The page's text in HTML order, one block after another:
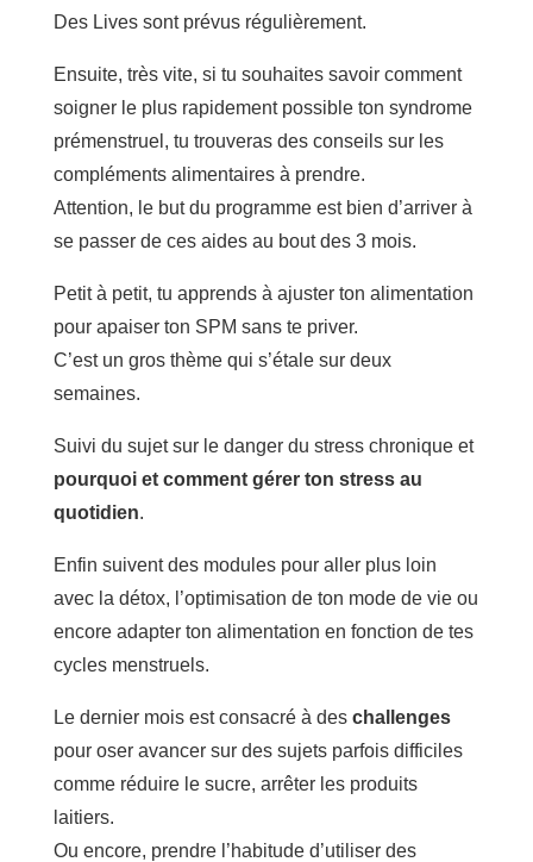
Des Lives sont prévus régulièrement.
Ensuite, très vite, si tu souhaites savoir comment
soigner le plus rapidement possible ton syndrome
prémenstruel, tu trouveras des conseils sur les
compléments alimentaires à prendre.
Attention, le but du programme est bien d’arriver à
se passer de ces aides au bout des 3 mois.
Petit à petit, tu apprends à ajuster ton alimentation
pour apaiser ton SPM sans te priver.
C’est un gros thème qui s’étale sur deux
semaines.
Suivi du sujet sur le danger du stress chronique et
pourquoi et comment gérer ton stress au
quotidien.
Enfin suivent des modules pour aller plus loin
avec la détox, l’optimisation de ton mode de vie ou
encore adapter ton alimentation en fonction de tes
cycles menstruels.
Le dernier mois est consacré à des challenges
pour oser avancer sur des sujets parfois difficiles
comme réduire le sucre, arrêter les produits
laitiers.
Ou encore, prendre l’habitude d’utiliser des